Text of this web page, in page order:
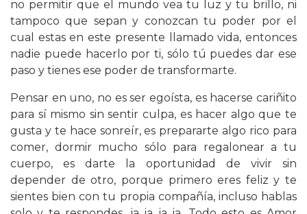
no permitir que el mundo vea tu luz y tu brillo, ni
tampoco que sepan y conozcan tu poder por el
cual estas en este presente llamado vida, entonces
nadie puede hacerlo por ti, sólo tú puedes dar ese
paso y tienes ese poder de transformarte.
Pensar en uno, no es ser egoísta, es hacerse cariñito
para sí mismo sin sentir culpa, es hacer algo que te
gusta y te hace sonreír, es prepararte algo rico para
comer, dormir mucho sólo para regalonear a tu
cuerpo, es darte la oportunidad de vivir sin
depender de otro, porque primero eres feliz y te
sientes bien con tu propia compañía, incluso hablas